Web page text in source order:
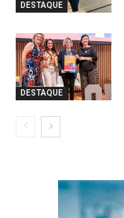
DESTAQUE
DESTAQUE